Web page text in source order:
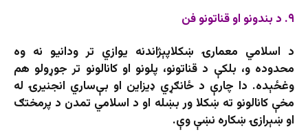
۹. د بندونو او قناتونو فن
د اسلامي معمارۍ ښکلاپېژاندنه ‌يوازي تر ودانیو نه وه
محدوده و، بلکې د قناتونو، پلونو او کانالونو تر جوړولو هم
وغځېده. دا چارې د ځانګړي ډیزاین او بې‌ساري انجنیرۍ له
مخې کانالونو ته ښکلا ور بښله او د اسلامي تمدن د پرمختګ
او ښېرازۍ ښکاره نښې وې.